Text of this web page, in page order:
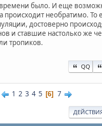
было. И еще
происходит необратимо. То
достоверно
и ставшие настолько же
тропиков.
QQ
1 2 3 4 5 6 7